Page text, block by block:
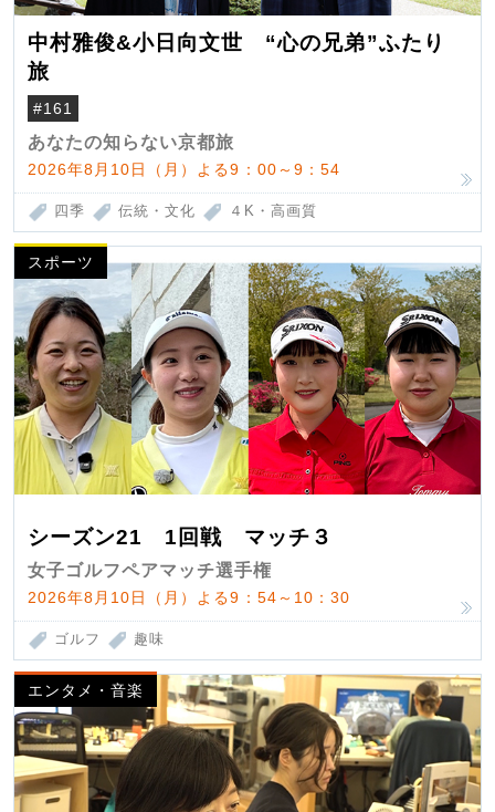
中村雅俊&小日向文世 “心の兄弟”ふたり
旅
#161
あなたの知らない京都旅
2026年8月10日（月）よる9：00～9：54
四季 伝統・文化 ４K・高画質
スポーツ
シーズン21 1回戦 マッチ３
女子ゴルフペアマッチ選手権
2026年8月10日（月）よる9：54～10：30
ゴルフ 趣味
エンタメ・音楽